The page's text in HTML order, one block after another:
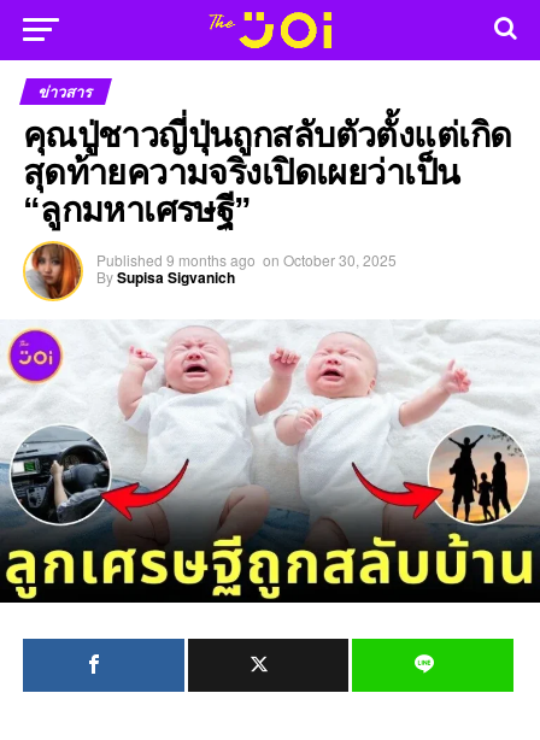
ข่าวสาร
คุณปู่ชาวญี่ปุ่นถูกสลับตัวตั้งแต่เกิด
สุดท้ายความจริงเปิดเผยว่าเป็น
“ลูกมหาเศรษฐี”
Published 9 months ago on October 30, 2025
BySupisa Sigvanich